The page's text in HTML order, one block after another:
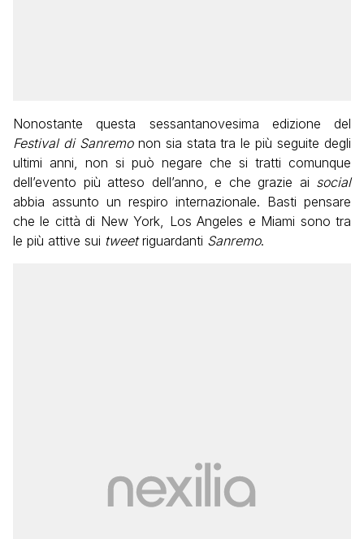
Nonostante questa sessantanovesima edizione del
Festival di Sanremonon sia stata tra le più seguite degli
ultimi anni, non si può negare che si tratti comunque
dell’evento più atteso dell’anno, e che grazie ai social
abbia assunto un respiro internazionale. Basti pensare
che le città di New York, Los Angeles e Miami sono tra
le più attive sui tweetriguardanti Sanremo.